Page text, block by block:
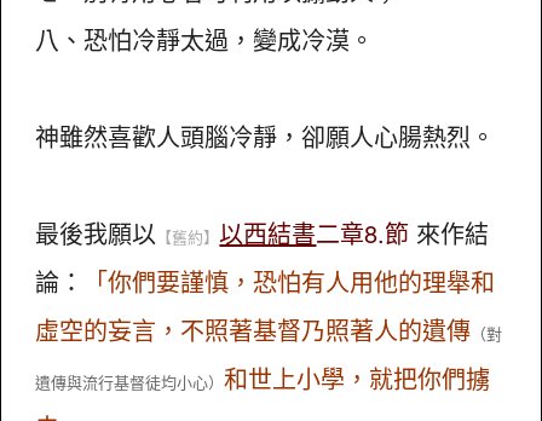
八、恐怕冷靜太過，變成冷漠。
神雖然喜歡人頭腦冷靜，卻願人心腸熱烈。
最後我願以 【舊約】 以西結書二章8.節 來作結
論：
「你們要謹慎，恐怕有人用他的理舉和
虛空的妄言，不照著基督乃照著人的遺傳 （對
遺傳與流行基督徒均小心）和世上小學，就把你們擄